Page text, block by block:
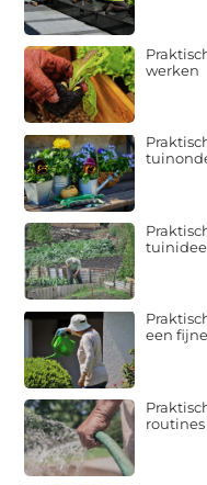
werken
een
routines